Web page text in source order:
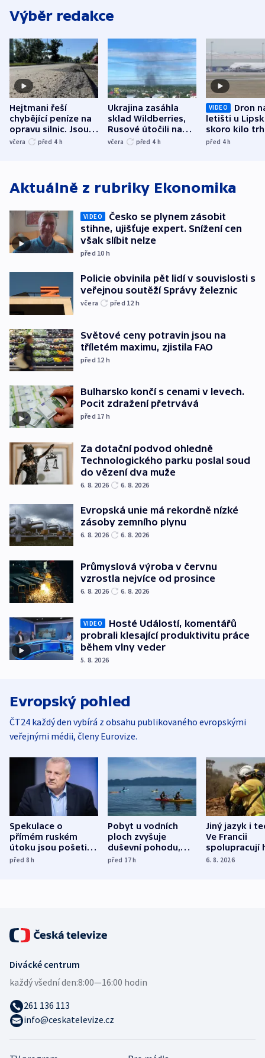
Výběr redakce
Hejtmani řeší
chybějící peníze na
opravu silnic. Jsou
nenárokové, namítá
včera před 4 h
Ukrajina zasáhla
sklad Wildberries,
Rusové útočili na
trh, hasiče či
včera před 4 h
VIDEO
Dron
letišti u
skoro kilo
indicie
před 4h
Aktuálně z rubriky Ekonomika
VIDEO
Česko se plynem zásobit
stihne, ujišťuje expert. Snížení cen
však slíbit nelze
před 10 h
Policie obvinila pět lidí v souvislosti s
veřejnou soutěží Správy železnic
včera před 12 h
Světové ceny potravin jsou na
tříletém maximu, zjistila FAO
před 12 h
Bulharsko končí s cenami v levech.
Pocit zdražení přetrvává
před 17 h
Za dotační podvod ohledně
Technologického parku poslal soud
do vězení dva muže
6. 8. 2026 6. 8. 2026
Evropská unie má rekordně nízké
zásoby zemního plynu
6. 8. 2026 6. 8. 2026
Průmyslová výroba v červnu
vzrostla nejvíce od prosince
6. 8. 2026 6. 8. 2026
VIDEO
Hosté Událostí, komentářů
probrali klesající produktivitu práce
během vlny veder
5. 8. 2026
Evropský pohled
ČT24 každý den vybírá z obsahu publikovaného evropskými
veřejnými médii, členy Eurovize.
Spekulace o
přímém ruském
útoku jsou pošetilé,
míní estonský
před 8h
Pobyt u vodních
ploch zvyšuje
duševní pohodu,
ukázala
před 17h
Jiný jazyk i
Ve Francii
spolupracují
různých zemí
6. 8. 2026
Divácké centrum
každý všední den:8:00—16:00 hodin
261 136 113
info@ceskatelevize.cz